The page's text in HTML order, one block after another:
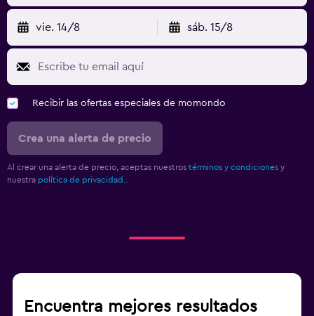
vie. 14/8 sáb. 15/8
Recibir las ofertas especiales de momondo
Crea una alerta de precio
Al crear una alerta de precio, aceptas nuestros términos y condiciones y
nuestra política de privacidad.
Encuentra mejores resultados